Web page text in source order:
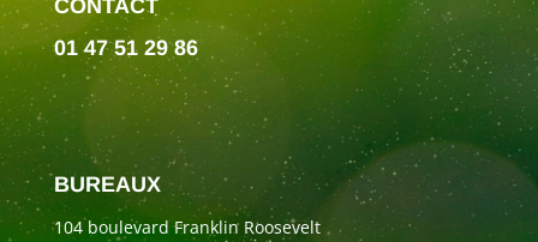
CONTACT
01 47 51 29 86
BUREAUX
104 boulevard Franklin Roosevelt